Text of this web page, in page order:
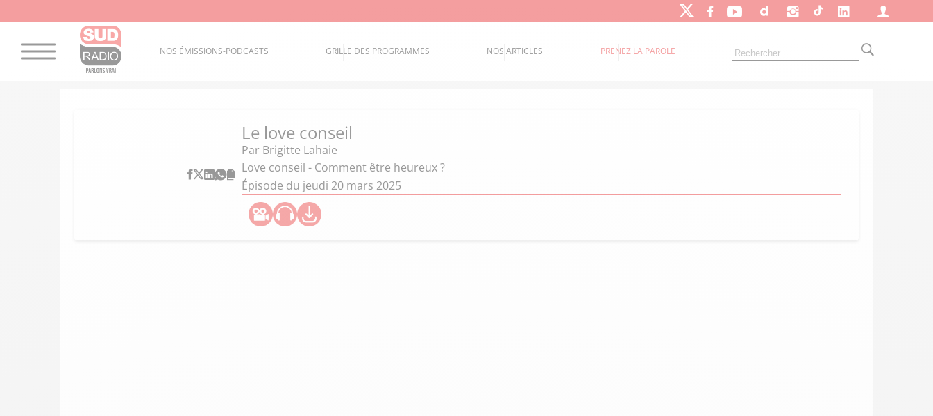
NOS ÉMISSIONS-PODCASTS GRILLE DES PROGRAMMES NOS ARTICLES PRENEZ LA PAROLE
Le love conseil
Par Brigitte Lahaie
Love conseil - Comment être heureux ?
Épisode du jeudi 20 mars 2025